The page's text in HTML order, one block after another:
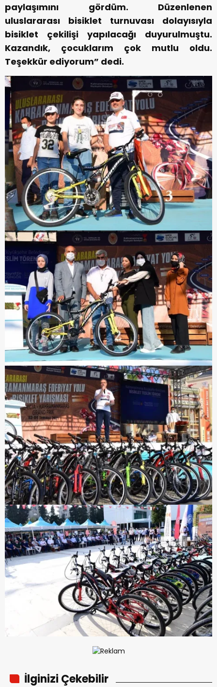
paylaşımını gördüm. Düzenlenen
uluslararası bisiklet turnuvası dolayısıyla
bisiklet çekilişi yapılacağı duyurulmuştu.
Kazandık, çocuklarım çok mutlu oldu.
Teşekkür ediyorum” dedi.
İlginizi Çekebilir